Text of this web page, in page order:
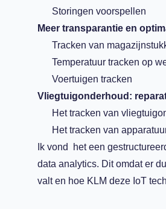
Storingen voorspellen
Meer transparantie en
Tracken van
Temperatuur tracken op
Voertuigen tracken
Vliegtuigonderhoud:
Het tracken van
Het tracken van
Ik vond het een
data analytics. Dit omdat er
valt en hoe KLM deze IoT